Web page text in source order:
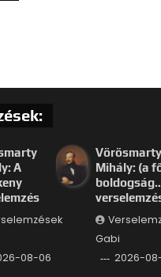
A
08-06
Vörösmarty
Mihály: (a
Gabi
2026-